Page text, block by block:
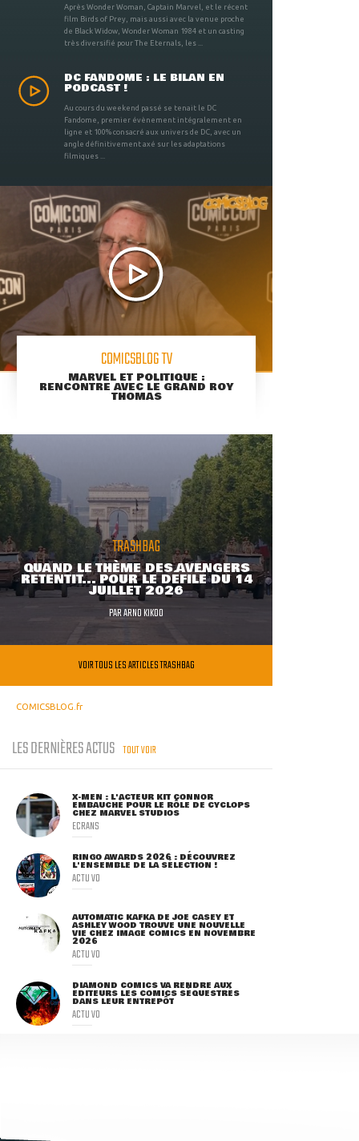
Après Wonder Woman, Captain Marvel, et le récent
film Birds of Prey, mais aussi avec la venue proche
de Black Widow, Wonder Woman 1984 et un casting
très diversifié pour The Eternals, les ...
DC FANDOME : LE BILAN EN
PODCAST !
Au cours du weekend passé se tenait le DC
Fandome, premier évènement intégralement en
ligne et 100% consacré aux univers de DC, avec un
angle définitivement axé sur les adaptations
filmiques ...
COMICSBLOG TV
MARVEL ET POLITIQUE :
RENCONTRE AVEC LE GRAND ROY
THOMAS
TRASHBAG
QUAND LE THÈME DES AVENGERS
RETENTIT... POUR LE DÉFILÉ DU 14
JUILLET 2026
PARARNO KIKOO
VOIR TOUS LES ARTICLES TRASHBAG
COMICSBLOG.fr
LES DERNIÈRES ACTUS TOUT VOIR
X-MEN : L'ACTEUR KIT CONNOR
EMBAUCHÉ POUR LE RÔLE DE CYCLOPS
CHEZ MARVEL STUDIOS
ECRANS
RINGO AWARDS 2026 : DÉCOUVREZ
L'ENSEMBLE DE LA SÉLECTION !
ACTU VO
AUTOMATIC KAFKA DE JOE CASEY ET
ASHLEY WOOD TROUVE UNE NOUVELLE
VIE CHEZ IMAGE COMICS EN NOVEMBRE
2026
ACTU VO
DIAMOND COMICS VA RENDRE AUX
ÉDITEURS LES COMICS SÉQUESTRÉS
DANS LEUR ENTREPÔT
ACTU VO